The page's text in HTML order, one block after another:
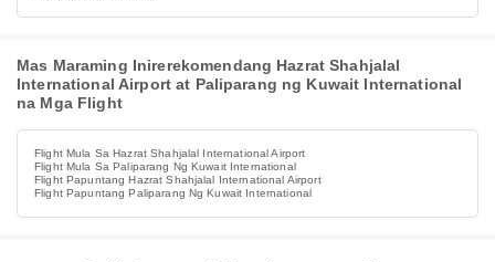
Mas Maraming Inirerekomendang Hazrat Shahjalal
International Airport at Paliparang ng Kuwait International
na Mga Flight
Flight Mula Sa Hazrat Shahjalal International Airport
Flight Mula Sa Paliparang Ng Kuwait International
Flight Papuntang Hazrat Shahjalal International Airport
Flight Papuntang Paliparang Ng Kuwait International